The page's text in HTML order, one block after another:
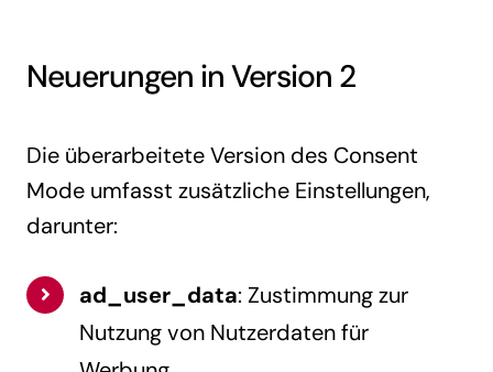
Neuerungen in Version 2
Die überarbeitete Version des Consent
Mode umfasst zusätzliche Einstellungen,
darunter:
ad_user_data: Zustimmung zur
Nutzung von Nutzerdaten für